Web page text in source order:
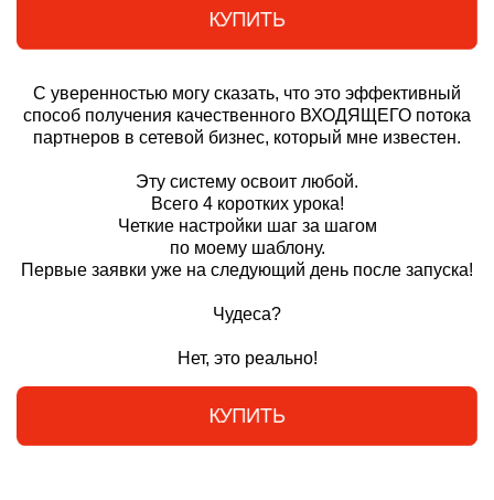
КУПИТЬ
С уверенностью могу сказать, что это эффективный
способ получения качественного ВХОДЯЩЕГО потока
партнеров в сетевой бизнес, который мне известен.
Эту систему освоит любой.
Всего 4 коротких урока!
Четкие настройки шаг за шагом
по моему шаблону.
Первые заявки уже на следующий день после запуска!
Чудеса?
Нет, это реально!
КУПИТЬ